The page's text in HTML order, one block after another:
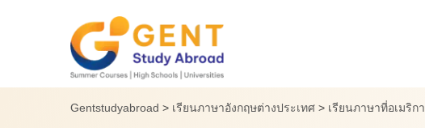
Gentstudyabroad > เรียนภาษาอังกฤษต่างประเทศ > เรียนภาษาที่อเมริกา